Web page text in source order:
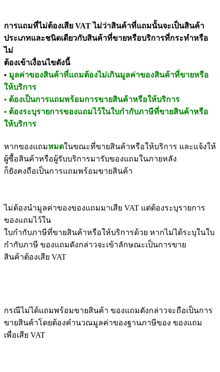
การแถมที่ไม่ต้องเสีย VAT ไม่ว่าสินค้าที่แถมนั้นจะเป็นสินค้า
ประเภทและชนิดเดียวกับสินค้าที่ขายหรือบริการที่กระทำหรือ
ไม่
ต้องเข้าเงื่อนไขดังนี้
• มูลค่าของสินค้าที่แถมต้องไม่เกินมูลค่าของสินค้าที่ขายหรือ
ให้บริการ
• ต้องเป็นการแถมพร้อมการขายสินค้าหรือให้บริการ
• ต้องระบุรายการของแถมไว้ในใบกำกับภาษีที่ขายสินค้าหรือ
ให้บริการ
หากของแถมหมดในขณะที่ขายสินค้าหรือให้บริการ และแจ้งให้
ผู้ซื้อสินค้าหรือผู้รับบริการมารับของแถมในภายหลัง
ก็ยังคงถือเป็นการแถมพร้อมขายสินค้า
ไม่ต้องนำมูลค่าของของแถมมาเสีย VAT แต่ต้องระบุรายการ
ของแถมไว้ใน
ใบกำกับภาษีที่ขายสินค้าหรือให้บริการด้วย หากไม่ได้ระบุในใบ
กำกับภาษี ของแถมดังกล่าวจะเข้าลักษณะเป็นการขาย
สินค้าต้องเสีย VAT
กรณีไม่ได้แถมพร้อมขายสินค้า ของแถมดังกล่าวจะถือเป็นการ
ขายสินค้าโดยต้องคำนวณมูลค่าของฐานภาษีของ ของแถม
เพื่อเสีย VAT